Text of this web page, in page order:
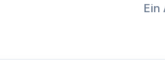
Ein